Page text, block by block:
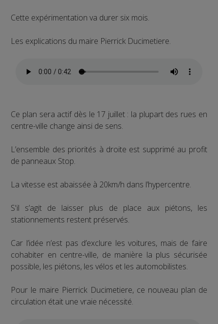
Cette expérimentation va durer six mois.
Les explications du maire Pierrick Ducimetiere.
Ce plan sera actif dès le 17 juillet : la plupart des rues en
centre-ville change ainsi de sens.
L’ensemble des priorités à droite est supprimé au profit
de panneaux Stop.
La vitesse est abaissée à 20km/h dans l’hypercentre.
S'il s’agit de laisser plus de place aux piétons, les
stationnements restent préservés.
Car l’idée n’est pas d’exclure les voitures, mais de faire
cohabiter en centre-ville, de manière la plus sécurisée
possible, les piétons, les vélos et les automobilistes.
Pour le maire Pierrick Ducimetiere, ce nouveau plan de
circulation était une vraie nécessité.